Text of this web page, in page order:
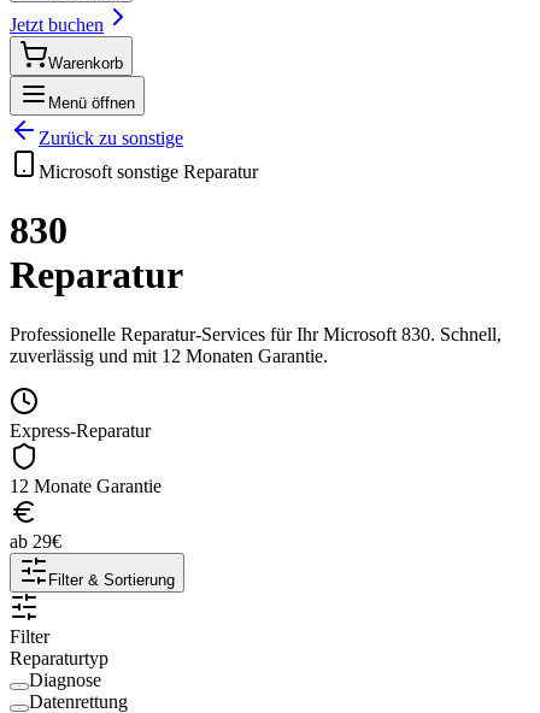
Jetzt buchen
Warenkorb
Menü öffnen
Zurück zu sonstige
Microsoft sonstige Reparatur
830
Reparatur
Professionelle Reparatur-Services für IhrMicrosoft 830. Schnell,
zuverlässig und mit 12 Monaten Garantie.
Express-Reparatur
12 Monate Garantie
ab 29€
Filter & Sortierung
Filter
Reparaturtyp
Diagnose
Datenrettung